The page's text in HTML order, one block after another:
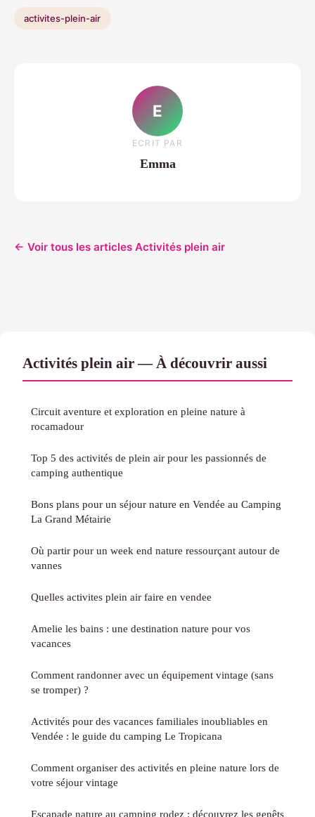
activites-plein-air
E
ECRIT PAR
Emma
← Voir tous les articles Activités plein air
Activités plein air — À découvrir aussi
Circuit aventure et exploration en pleine nature à
rocamadour
Top 5 des activités de plein air pour les passionnés de
camping authentique
Bons plans pour un séjour nature en Vendée au Camping
La Grand Métairie
Où partir pour un week end nature ressourçant autour de
vannes
Quelles activites plein air faire en vendee
Amelie les bains : une destination nature pour vos
vacances
Comment randonner avec un équipement vintage (sans
se tromper) ?
Activités pour des vacances familiales inoubliables en
Vendée : le guide du camping Le Tropicana
Comment organiser des activités en pleine nature lors de
votre séjour vintage
Escapade nature au camping rodez : découvrez les genêts